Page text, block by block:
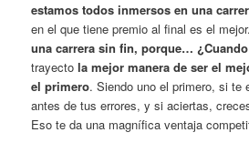
estamos todos inmersos en una
en el que tiene premio al final es el mejor.
una carrera sin fin, porque…
trayectola mejor manera de ser el
el primero. Siendo uno el primero, si te
antes de tus errores, y si aciertas,
Eso te da una magnífica ventaja